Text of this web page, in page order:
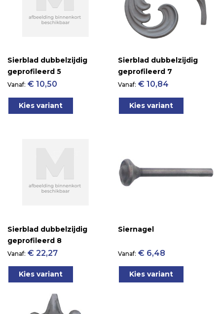
Sierblad dubbelzijdig
geprofileerd 5
Vanaf € 10,50
Kies variant
Sierblad dubbelzijdig
geprofileerd 7
Vanaf € 10,84
Kies variant
Sierblad dubbelzijdig
geprofileerd 8
Vanaf € 22,27
Kies variant
Siernagel
Vanaf € 6,48
Kies variant